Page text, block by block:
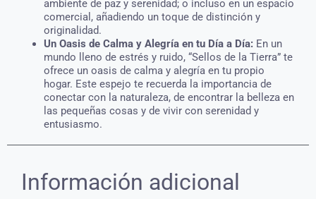
ambiente de paz y serenidad; o incluso en un espacio
comercial, añadiendo un toque de distinción y
originalidad.
Un Oasis de Calma y Alegría en tu Día a Día: En un
mundo lleno de estrés y ruido, “Sellos de la Tierra” te
ofrece un oasis de calma y alegría en tu propio
hogar. Este espejo te recuerda la importancia de
conectar con la naturaleza, de encontrar la belleza en
las pequeñas cosas y de vivir con serenidad y
entusiasmo.
Información adicional